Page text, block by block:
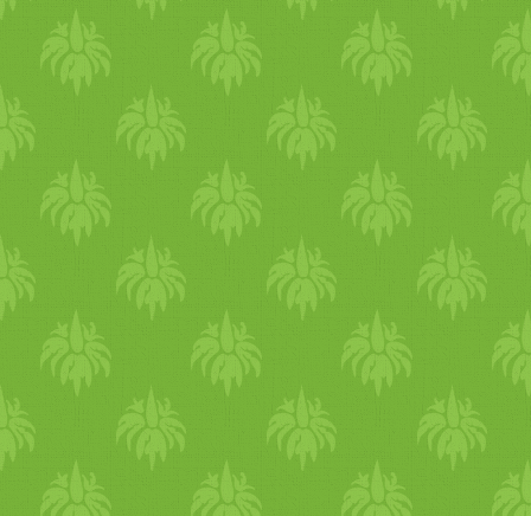
ezekről lejjebb olvashatsz.
- Hipoallergén táp - 100%
(búza*,kukorica*),növényi
(napraforgómag *,búza
anyagok. * =­ Ellenőrzöttbio
Adalékanyagok:
vitamin(15.000 NE/­kg),
vitamin
[DL-alfa-tokoferol-